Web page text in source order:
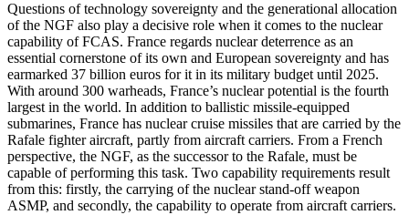
Questions of technology sovereignty and the generational allocation
of the NGF also play a decisive role when it comes to the nuclear
capability of FCAS. France regards nuclear deterrence as an
essential cornerstone of its own and European sovereignty and has
earmarked 37 billion euros for it in its military budget until 2025.
With around 300 warheads, France’s nuclear potential is the fourth
largest in the world. In addition to ballistic missile-equipped
submarines, France has nuclear cruise missiles that are carried by the
Rafale fighter aircraft, partly from aircraft carriers. From a French
perspec­tive, the NGF, as the successor to the Rafale, must be
capable of performing this task. Two capability requirements result
from this: firstly, the carrying of the nuclear stand-off weapon
ASMP, and secondly, the capability to operate from aircraft carriers.